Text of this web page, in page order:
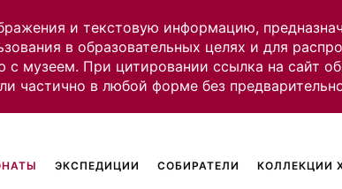
и текстовую информацию,
в образовательных целях и для
с музеем. При цитировании ссылка на сайт
частично в любой форме без
ЭКСПЕДИЦИИ СОБИРАТЕЛИ КОЛЛЕКЦИИ